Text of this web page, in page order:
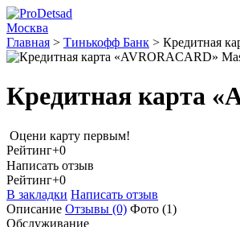
Москва
Главная > Тинькофф Банк > Кредитная
Кредитная карта
Оцени карту первым!
Рейтинг+0
Написать отзыв
Рейтинг+0
В закладки Написать отзыв
Описание Отзывы (0) Фото (1)
Обслуживание